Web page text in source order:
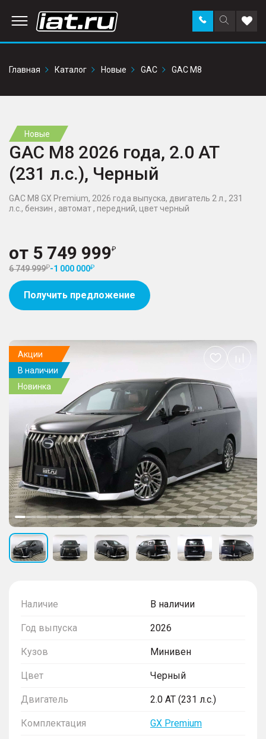
Поиск
по
Заказать
звонок в
Главная
Каталог Новые GAC GAC M8
Новые
GAC M8 2026 года, 2.0 AT
(231 л.с.), Черный
GAC M8 GX Premium, 2026 года выпуска, двигатель 2 л., 231
л.с., бензин , автомат , передний, цвет черный
от 5 749 999
6 749 999 -1 000 000
Получить предложение
Наличие В наличии
Год выпуска 2026
Кузов Минивен
Цвет Черный
Двигатель 2.0 AT (231 л.с.)
Комплектация GX Premium
Акции
В наличии
Новинка
Добавить
избранное